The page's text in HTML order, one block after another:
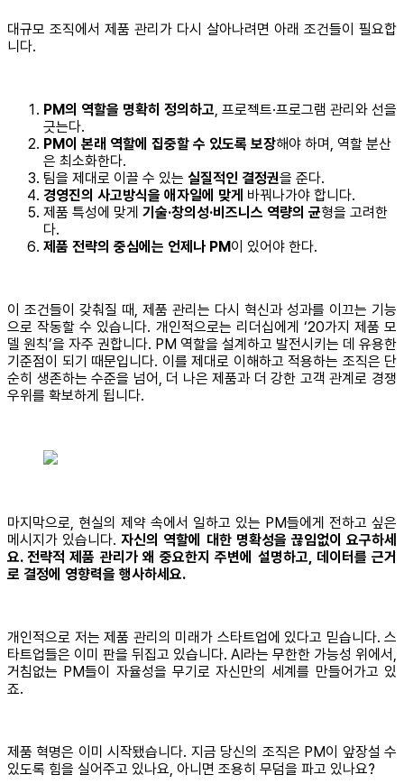
대규모 조직에서 제품 관리가 다시 살아나려면 아래 조건들이 필요합
니다.
PM의 역할을 명확히 정의하고 , 프로젝트·프로그램 관리와 선을
긋는다.
PM이 본래 역할에 집중할 수 있도록 보장해야 하며, 역할 분산
은 최소화한다.
팀을 제대로 이끌 수 있는 실질적인 결정권을 준다.
경영진의 사고방식을 애자일에 맞게 바꿔나가야 합니다.
제품 특성에 맞게 기술·창의성·비즈니스 역량의 균형을 고려한
다.
제품 전략의 중심에는 언제나 PM이 있어야 한다.
이 조건들이 갖춰질 때, 제품 관리는 다시 혁신과 성과를 이끄는 기능
으로 작동할 수 있습니다. 개인적으로는 리더십에게 ‘20가지 제품 모
델 원칙’을 자주 권합니다. PM 역할을 설계하고 발전시키는 데 유용한
기준점이 되기 때문입니다. 이를 제대로 이해하고 적용하는 조직은 단
순히 생존하는 수준을 넘어, 더 나은 제품과 더 강한 고객 관계로 경쟁
우위를 확보하게 됩니다.
마지막으로, 현실의 제약 속에서 일하고 있는 PM들에게 전하고 싶은
메시지가 있습니다.자신의 역할에 대한 명확성을 끊임없이 요구하세
요. 전략적 제품 관리가 왜 중요한지 주변에 설명하고, 데이터를 근거
로 결정에 영향력을 행사하세요.
개인적으로 저는 제품 관리의 미래가 스타트업에 있다고 믿습니다. 스
타트업들은 이미 판을 뒤집고 있습니다. AI라는 무한한 가능성 위에서,
거침없는 PM들이 자율성을 무기로 자신만의 세계를 만들어가고 있
죠.
제품 혁명은 이미 시작됐습니다. 지금 당신의 조직은 PM이 앞장설 수
있도록 힘을 실어주고 있나요, 아니면 조용히 무덤을 파고 있나요?